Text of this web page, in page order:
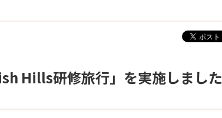
Hills研修旅行」を実施しました